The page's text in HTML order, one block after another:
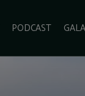
PODCAST